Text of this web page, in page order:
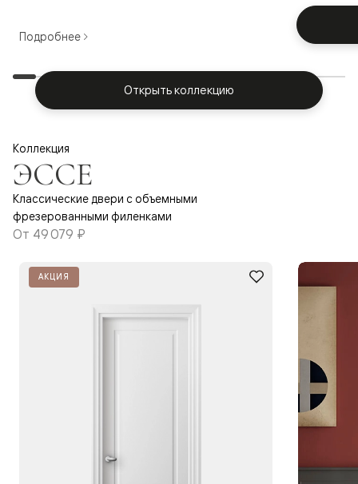
Подробнее
Открыть коллекцию
Коллекция
ЭССЕ
Классические двери с объемными
фрезерованными филенками
От 49 079 ₽
АКЦИЯ